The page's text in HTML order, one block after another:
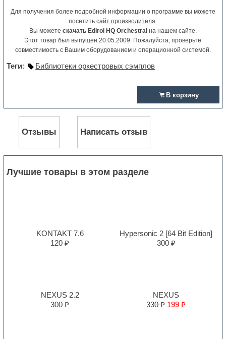
Для получения более подробной информации о программе вы можете
посетитьсайт производителя.
Вы можете скачать Edirol HQ Orchestral на нашем сайте.
Этот товар был выпущен 20.05.2009. Пожалуйста, проверьте
совместимость с Вашим оборудованием и операционной системой.
Теги: Библиотеки оркестровых сэмплов
В корзину
Отзывы Написать отзыв
Лучшие товары в этом разделе
KONTAKT 7.6
120 ₽
Hypersonic 2 [64 Bit Edition]
300 ₽
NEXUS 2.2
300 ₽
NEXUS
330 ₽ 199 ₽